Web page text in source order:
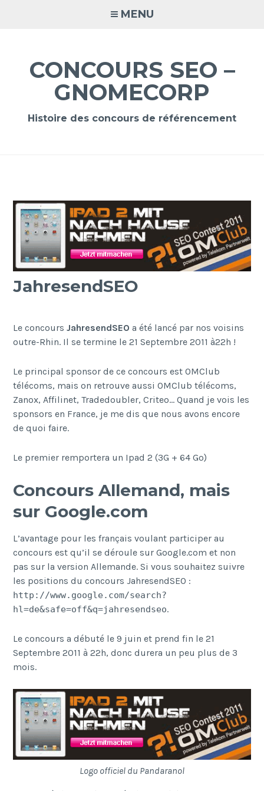
MENU
CONCOURS SEO –
GNOMECORP
Histoire des concours de référencement
JahresendSEO
Le concoursJahresendSEO a été lancé par nos voisins
outre-Rhin. Il se termine le 21 Septembre 2011 à22h !
Le principal sponsor de ce concours est OMClub
télécoms, mais on retrouve aussi OMClub télécoms,
Zanox, Affilinet, Tradedoubler, Criteo… Quand je vois les
sponsors en France, je me dis que nous avons encore
de quoi faire.
Le premier remportera un Ipad 2 (3G + 64 Go)
Concours Allemand, mais
sur Google.com
L’avantage pour les français voulant participer au
concours est qu’il se déroule sur Google.com et non
pas sur la version Allemande. Si vous souhaitez suivre
les positions du concours JahresendSEO :
http://www.google.com/search?
hl=de&safe=off&q=jahresendseo.
Le concours a débuté le 9 juin et prend fin le 21
Septembre 2011 à 22h, donc durera un peu plus de 3
mois.
Logo officiel du Pandaranol